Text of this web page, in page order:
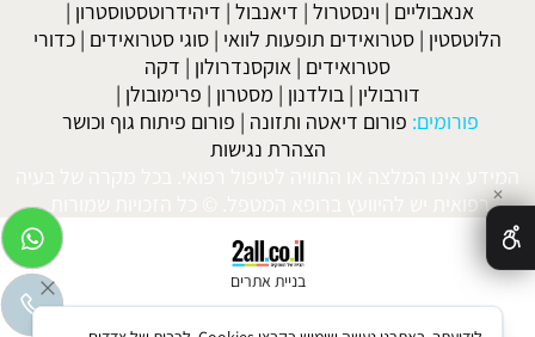
אנאבוליים | וינסטרול | דיאנבול | דיהידרוטסטוסטרון |
הלוטסטין | סטרואידים תופעות לוואי | סוגי סטרואידים | כדורי
סטרואידים | אוקסנדרולון | דקה
דורבולין | בולדנון | מסטרון | פרימובולן |
פורומים: פורום דיאטה ותזונה | פורום פיתוח גוף וכושר
הצהרת נגישות
המידע אינו המלצה או התוויה לטיפול רפואי. בכל מקרה של בעיה
רפואית יש להיוועץ ברופא המטפל. © כל הזכויות שמורות.
בניית אתרים
✕